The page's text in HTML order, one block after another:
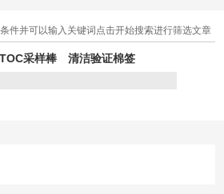
件并可以输入关键词点击开始搜索进行筛选文章
TOC采样棒 清洁验证棉签